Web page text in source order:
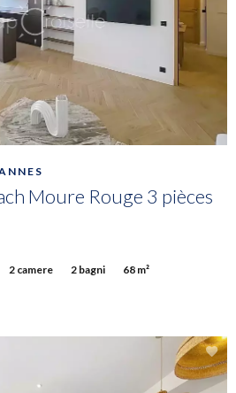
Moure Rouge 3 pièces
2 camere 2 bagni 68 m²